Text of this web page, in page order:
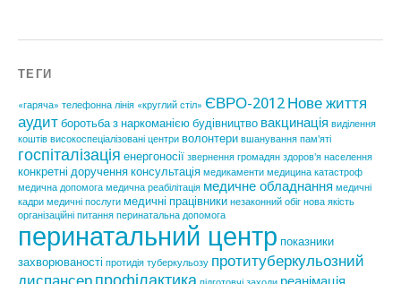
ТЕГИ
«гаряча» телефонна лінія «круглий стіл» ЄВРО-2012 Нове життя
аудит боротьба з наркоманією будівництво вакцинація виділення
коштів високоспеціалізовані центри волонтери вшанування пам'яті
госпіталізація енергоносії звернення громадян здоров'я населення
конкретні доручення консультація медикаменти медицина катастроф
медична допомога медична реабілітація медичне обладнання медичні
кадри медичні послуги медичні працівники незаконний обіг нова якість
організаційні питання перинатальна допомога
перинатальний центр показники
захворюваності протидія туберкульозу протитуберкульозний
диспансер профілактика